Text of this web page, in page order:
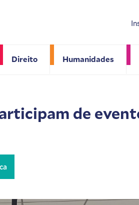
Direito Humanidades
de